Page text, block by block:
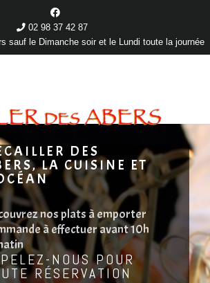
02 98 37 42 87
sauf le Dimanche soir et le Lundi toute la journée
DES
LA CUISINE ET
nos plats à emporter
à effectuer avant 10h
NOUS POUR
RÉSERVATION